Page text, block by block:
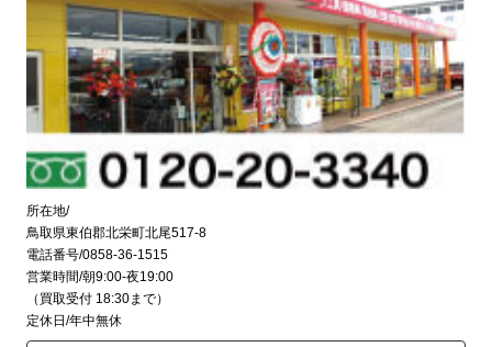
所在地/
鳥取県東伯郡北栄町北尾517-8
電話番号/0858-36-1515
営業時間/朝9:00-夜19:00
（買取受付 18:30まで）
定休日/年中無休